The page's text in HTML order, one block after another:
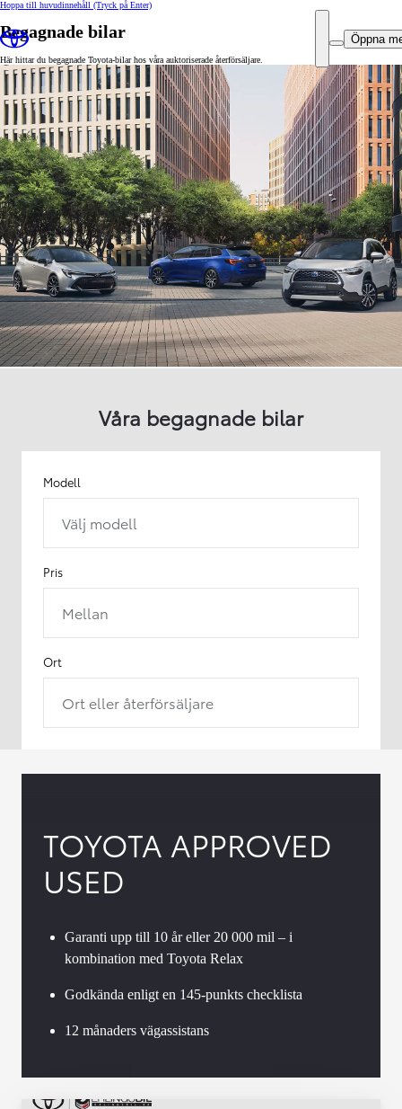
Hoppa till huvudinnehåll (Tryck på Enter)
Öppna
Begagnade bilar
Här hittar du begagnade Toyota-bilar hos våra auktoriserade återförsäljare.
Våra begagnade bilar
Modell
Välj modell
Pris
Mellan
Ort
Ort eller återförsäljare
TOYOTA APPROVED
USED
Garanti upp till 10 år eller 20 000 mil – i
kombination med Toyota Relax
Godkända enligt en 145-punkts checklista
12 månaders vägassistans